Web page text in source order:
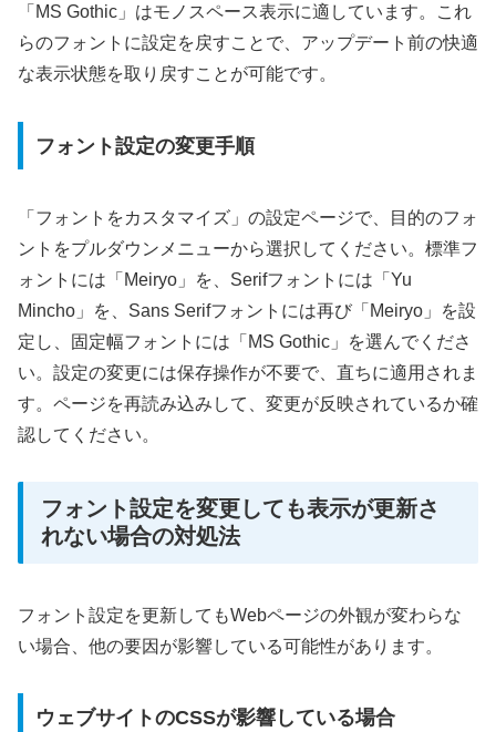
「MS Gothic」はモノスペース表示に適しています。これ
らのフォントに設定を戻すことで、アップデート前の快適
な表示状態を取り戻すことが可能です。
フォント設定の変更手順
「フォントをカスタマイズ」の設定ページで、目的のフォ
ントをプルダウンメニューから選択してください。標準フ
ォントには「Meiryo」を、Serifフォントには「Yu
Mincho」を、Sans Serifフォントには再び「Meiryo」を設
定し、固定幅フォントには「MS Gothic」を選んでくださ
い。設定の変更には保存操作が不要で、直ちに適用されま
す。ページを再読み込みして、変更が反映されているか確
認してください。
フォント設定を変更しても表示が更新さ
れない場合の対処法
フォント設定を更新してもWebページの外観が変わらな
い場合、他の要因が影響している可能性があります。
ウェブサイトのCSSが影響している場合